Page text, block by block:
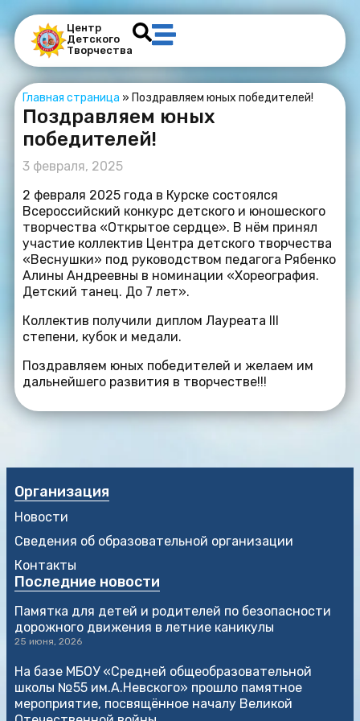
Центр
Детского
Творчества
Главная страница » Поздравляем юных победителей!
Поздравляем юных
победителей!
3 февраля, 2025
2 февраля 2025 года в Курске состоялся
Всероссийский конкурс детского и юношеского
творчества «Открытое сердце». В нём принял
участие коллектив Центра детского творчества
«Веснушки» под руководством педагога Рябенко
Алины Андреевны в номинации «Хореография.
Детский танец. До 7 лет».
Коллектив получили диплом Лауреата III
степени, кубок и медали.
Поздравляем юных победителей и желаем им
дальнейшего развития в творчестве!!!
Организация
Новости
Сведения об образовательной организации
Контакты
Последние новости
Памятка для детей и родителей по безопасности
дорожного движения в летние каникулы
25 июня, 2026
На базе МБОУ «Средней общеобразовательной
школы №55 им.А.Невского» прошло памятное
мероприятие, посвящённое началу Великой